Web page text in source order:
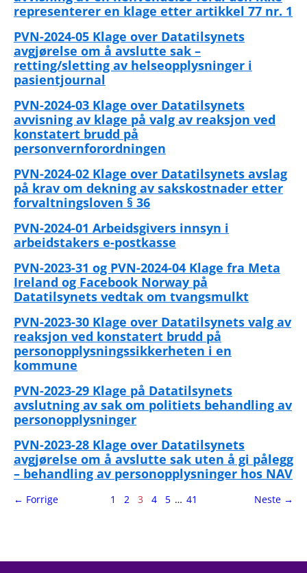
representerer en klage etter artikkel 77 nr. 1
PVN-2024-05 Klage over Datatilsynets
avgjørelse om å avslutte sak –
retting/sletting av helseopplysninger i
pasientjournal
PVN-2024-03 Klage over Datatilsynets
avvisning av klage på valg av reaksjon ved
konstatert brudd på
personvernforordningen
PVN-2024-02 Klage over Datatilsynets avslag
på krav om dekning av sakskostnader etter
forvaltningsloven § 36
PVN-2024-01 Arbeidsgivers innsyn i
arbeidstakers e-postkasse
PVN-2023-31 og PVN-2024-04 Klage fra Meta
Ireland og Facebook Norway på
Datatilsynets vedtak om tvangsmulkt
PVN-2023-30 Klage over Datatilsynets valg av
reaksjon ved konstatert brudd på
personopplysningssikkerheten i en
kommune
PVN-2023-29 Klage på Datatilsynets
avslutning av sak om politiets behandling av
personopplysninger
PVN-2023-28 Klage over Datatilsynets
avgjørelse om å avslutte sak uten å gi pålegg
– behandling av personopplysninger hos NAV
← Forrigeside 1 2 3 4 5 … 41 Neste side
→